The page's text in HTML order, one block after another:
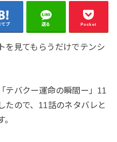
てブ 送る Pocket
を見てもらうだけでテンシ
テバクー運命の瞬間ー」11
たので、11話のネタバレと